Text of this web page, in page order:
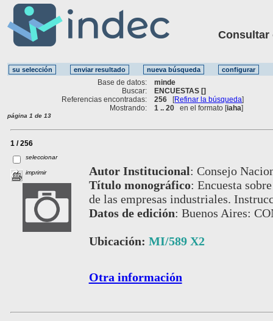
Consultar
Base de datos:
minde
Buscar:
ENCUESTAS []
Referencias encontradas:
256 [Refinar la búsqueda]
Mostrando:
1 .. 20 en el formato [iaha]
página 1 de 13
1 / 256
seleccionar
imprimir Autor Institucional: Consejo
Título monográfico: Encuesta
de las empresas industriales.
Datos de edición: Buenos Aires:
Ubicación: MI/589 X2
Otra información